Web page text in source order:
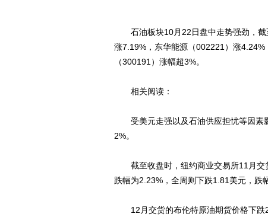
石油板块10月22日盘中走势强劲，截
涨7.19%，东华能源（002221）涨
（300191）涨幅超3%。
相关阅读：
受美元走强以及石油供应担忧等因素
2%。
截至收盘时，纽约商业交易所11月交
跌幅为2.23%，全周则下跌1.81美元，跌
12月交货的布伦特原油期货价格下跌